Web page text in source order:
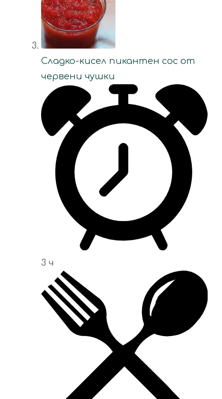
Сладко-кисел пикантен сос от
червени чушки
3 ч